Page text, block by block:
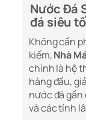
Nước Đá
đá siêu
Không cần
kiếm,Nhà
chính là hệ
hàng đầu,
nước đá gần
và các tỉnh